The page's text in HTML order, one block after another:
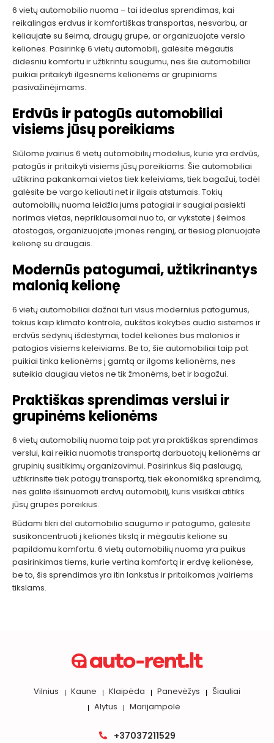
6 vietų automobilio nuoma – tai idealus sprendimas, kai
reikalingas erdvus ir komfortiškas transportas, nesvarbu, ar
keliaujate su šeima, draugų grupe, ar organizuojate verslo
keliones. Pasirinkę 6 vietų automobilį, galėsite mėgautis
didesniu komfortu ir užtikrintu saugumu, nes šie automobiliai
puikiai pritaikyti ilgesnėms kelionėms ar grupiniams
pasivažinėjimams.
Erdvūs ir patogūs automobiliai
visiems jūsų poreikiams
Siūlome įvairius 6 vietų automobilių modelius, kurie yra erdvūs,
patogūs ir pritaikyti visiems jūsų poreikiams. Šie automobiliai
užtikrina pakankamai vietos tiek keleiviams, tiek bagažui, todėl
galėsite be vargo keliauti net ir ilgais atstumais. Tokių
automobilių nuoma leidžia jums patogiai ir saugiai pasiekti
norimas vietas, nepriklausomai nuo to, ar vykstate į šeimos
atostogas, organizuojate įmonės renginį, ar tiesiog planuojate
kelionę su draugais.
Modernūs patogumai, užtikrinantys
malonią kelionę
6 vietų automobiliai dažnai turi visus modernius patogumus,
tokius kaip klimato kontrolė, aukštos kokybės audio sistemos ir
erdvūs sėdynių išdėstymai, todėl kelionės bus malonios ir
patogios visiems keleiviams. Be to, šie automobiliai taip pat
puikiai tinka kelionėms į gamtą ar ilgoms kelionėms, nes
suteikia daugiau vietos ne tik žmonėms, bet ir bagažui.
Praktiškas sprendimas verslui ir
grupinėms kelionėms
6 vietų automobilių nuoma taip pat yra praktiškas sprendimas
verslui, kai reikia nuomotis transportą darbuotojų kelionėms ar
grupinių susitikimų organizavimui. Pasirinkus šią paslaugą,
užtikrinsite tiek patogų transportą, tiek ekonomišką sprendimą,
nes galite išsinuomoti erdvų automobilį, kuris visiškai atitiks
jūsų grupės poreikius.
Būdami tikri dėl automobilio saugumo ir patogumo, galėsite
susikoncentruoti į kelionės tikslą ir mėgautis kelione su
papildomu komfortu. 6 vietų automobilių nuoma yra puikus
pasirinkimas tiems, kurie vertina komfortą ir erdvę kelionėse,
be to, šis sprendimas yra itin lankstus ir pritaikomas įvairiems
tikslams.
Vilnius Kaune Klaipėda Panevėžys
Šiauliai
Alytus
Marijampolė
+37037211529